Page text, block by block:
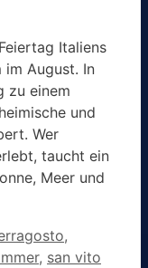
Italiens
im August. In
zu einem
und
Wer
taucht ein
Meer und
,
, san vito